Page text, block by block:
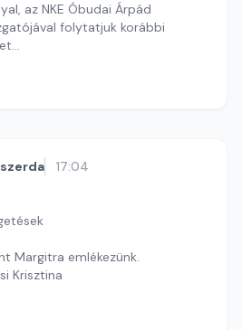
az NKE Óbudai Árpád
folytatjuk korábbi
Éva
szerda 17:04
Antiokheiai Szent Margitra emlékezünk.
Krisztina